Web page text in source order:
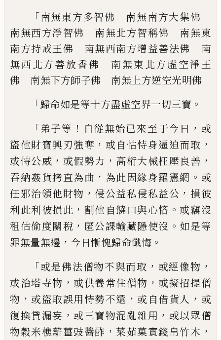
「南無東方多智佛 南無南方大集佛
南無西方淨智佛 南無北方智稱佛 南無東
南方持戒王佛 南無西南方增益善法佛 南
無西北方善放香佛 南無東北方虛空淨王
佛 南無下方師子佛 南無上方逆空光明佛
「歸命如是等十方盡虛空界一切三寶 。
「弟子等 ！ 自從無始已來至于今日 ， 或
盜他財寶興刃強奪 ， 或自怙恃身逼迫而取 ，
或恃公威 ， 或假勢力 ， 高桁大械枉壓良善 ，
吞納姦貨拷直為曲 ， 為此因緣身羅憲網 。 或
任邪治領他財物 ， 侵公益私侵私益公 ，損彼
利此利彼損此 ， 割他自饒口與心悋 。 或竊沒
租估偷度關稅 ， 匿公課輸藏隱使沒 。 如是等
罪無量無邊 ， 今 日慚愧歸命懺悔 。
「或是佛法僧物不與而取 ， 或經像物 ，
或治塔寺物 ， 或供養常住僧物 ， 或擬招提僧
物 ， 或盜取誤用恃勢不還 ， 或自借貨人 ， 或
復換貸漏妄 ， 或三寶物混亂雜用 ， 或以眾僧
物穀米樵薪薑豉醬酢 ， 菜茹菓實錢帛竹木 ，